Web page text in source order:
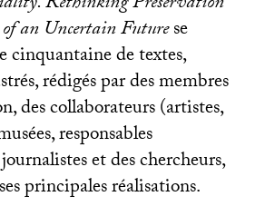
an Uncertain Futurese
cinquantaine de textes,
rédigés par des membres
des collaborateurs (artistes,
responsables
et des chercheurs,
principales réalisations.